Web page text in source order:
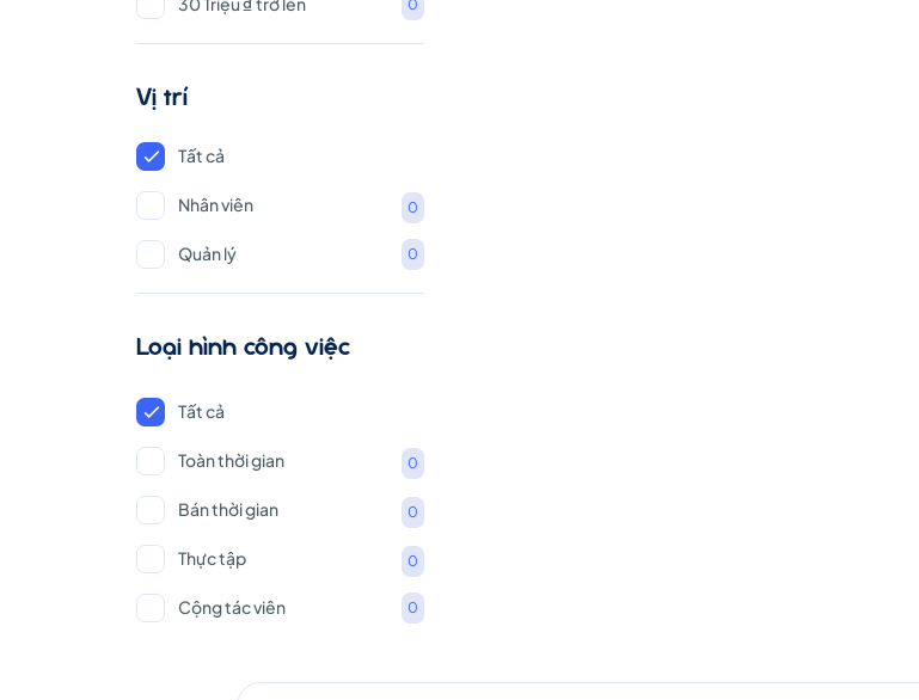
Telecom
0
Vị trí
Tất cả
Nhân viên 0
Quản lý 0
Loại hình công việc
Tất cả
Toàn thời gian 0
Bán thời gian 0
Thực tập 0
Cộng tác viên 0